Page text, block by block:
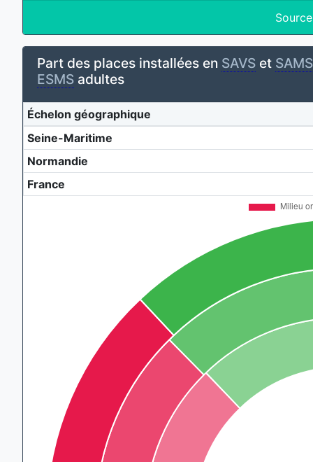
Part des places installées en SAVS et
ESMS adultes
Échelon géographique
Seine-Maritime
Normandie
France